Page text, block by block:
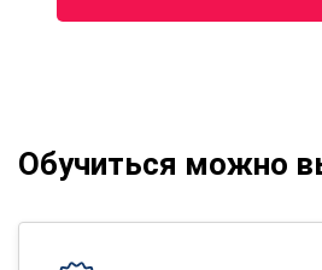
Обучиться можно